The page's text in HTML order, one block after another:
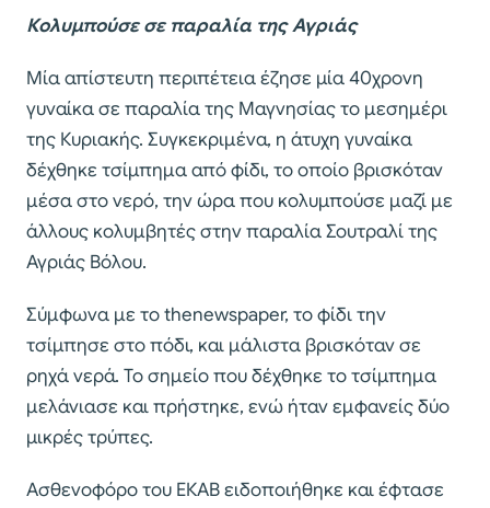
Κολυμπούσε σε παραλία της Αγριάς
Μία απίστευτη περιπέτεια έζησε μία 40χρονη
γυναίκα σε παραλία της Μαγνησίας το μεσημέρι
της Κυριακής. Συγκεκριμένα, η άτυχη γυναίκα
δέχθηκε τσίμπημα από φίδι, το οποίο βρισκόταν
μέσα στο νερό, την ώρα που κολυμπούσε μαζί με
άλλους κολυμβητές στην παραλία Σουτραλί της
Αγριάς Βόλου.
Σύμφωνα με το thenewspaper, το φίδι την
τσίμπησε στο πόδι, και μάλιστα βρισκόταν σε
ρηχά νερά. Το σημείο που δέχθηκε το τσίμπημα
μελάνιασε και πρήστηκε, ενώ ήταν εμφανείς δύο
μικρές τρύπες.
Ασθενοφόρο του ΕΚΑΒ ειδοποιήθηκε και έφτασε